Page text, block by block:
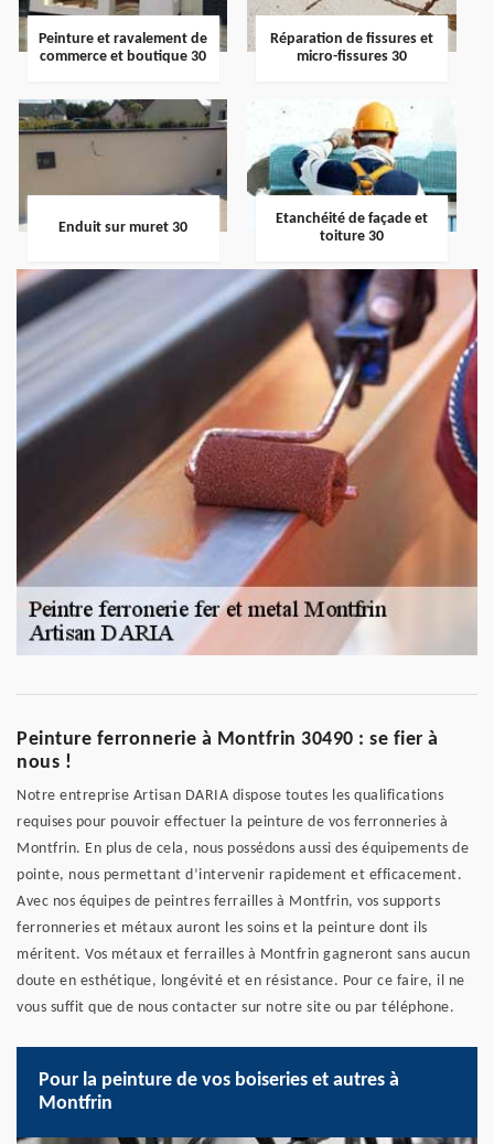
Peinture et ravalement de
commerce et boutique 30
Réparation de fissures et
micro-fissures 30
Enduit sur muret 30
Etanchéité de façade et
toiture 30
Peinture ferronnerie à Montfrin 30490 : se fier à
nous !
Notre entreprise Artisan DARIA dispose toutes les qualifications
requises pour pouvoir effectuer la peinture de vos ferronneries à
Montfrin. En plus de cela, nous possédons aussi des équipements de
pointe, nous permettant d’intervenir rapidement et efficacement.
Avec nos équipes de peintres ferrailles à Montfrin, vos supports
ferronneries et métaux auront les soins et la peinture dont ils
méritent. Vos métaux et ferrailles à Montfrin gagneront sans aucun
doute en esthétique, longévité et en résistance. Pour ce faire, il ne
vous suffit que de nous contacter sur notre site ou par téléphone.
Pour la peinture de vos boiseries et autres à
Montfrin